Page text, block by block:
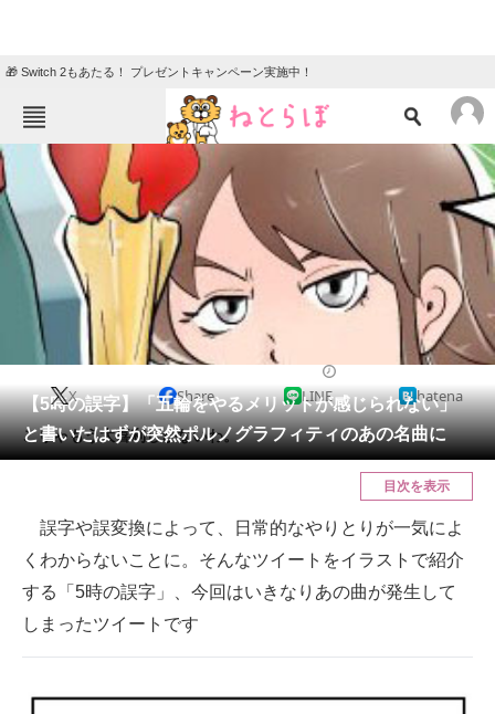
🎁 Switch 2もあたる！ プレゼントキャンペーン実施中！
ねとらぼメニュー
エンタメ クイズ
グルメ
住まい 教育・育児
リサーチ
会員記事
メディア
ITの今と未来を見通す
スマホと通信の最新トレンド
進化するPCとデバイスの未来
【5時の誤字】「五輪をやるメリットが感じられない」
と書いたはずが突然ポルノグラフィティのあの名曲に
X Share LINE hatena
こりゃもう大喜利しかないわ。
目次を表示
誤字や誤変換によって、日常的なやりとりが一気によ
くわからないことに。そんなツイートをイラストで紹介
する「5時の誤字」、今回はいきなりあの曲が発生して
しまったツイートです